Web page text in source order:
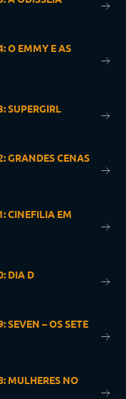
O EMMY E AS
SUPERGIRL
GRANDES CENAS
CINEFILIA EM
DIA D
– OS SETE
MULHERES NO